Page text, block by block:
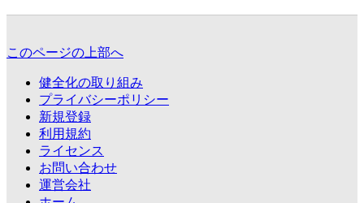
このページの上部へ
健全化の取り組み
プライバシーポリシー
新規登録
利用規約
ライセンス
お問い合わせ
運営会社